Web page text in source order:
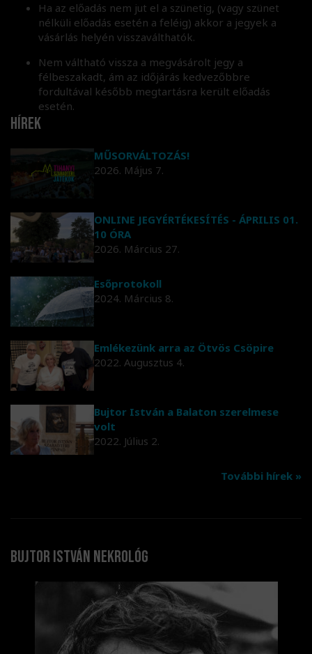
Ha az előadás nem jut el a szünetig, (vagy szünet
nélküli előadás esetén a feléig) akkor a jegyek a
vásárlás helyén visszaválthatók.
Nem váltható vissza a megvásárolt jegy a
félbeszakadt, ám az időjárás kedvezőbbre
fordultával később megtartásra került előadás
esetén.
Hírek
MŰSORVÁLTOZÁS!
2026. Május 7.
ONLINE JEGYÉRTÉKESÍTÉS - ÁPRILIS 01.
10 ÓRA
2026. Március 27.
Esőprotokoll
2024. Március 8.
Emlékezünk arra az Ötvös Csöpire
2022. Augusztus 4.
Bujtor István a Balaton szerelmese
volt
2022. Július 2.
További hírek »
Bujtor István nekrológ